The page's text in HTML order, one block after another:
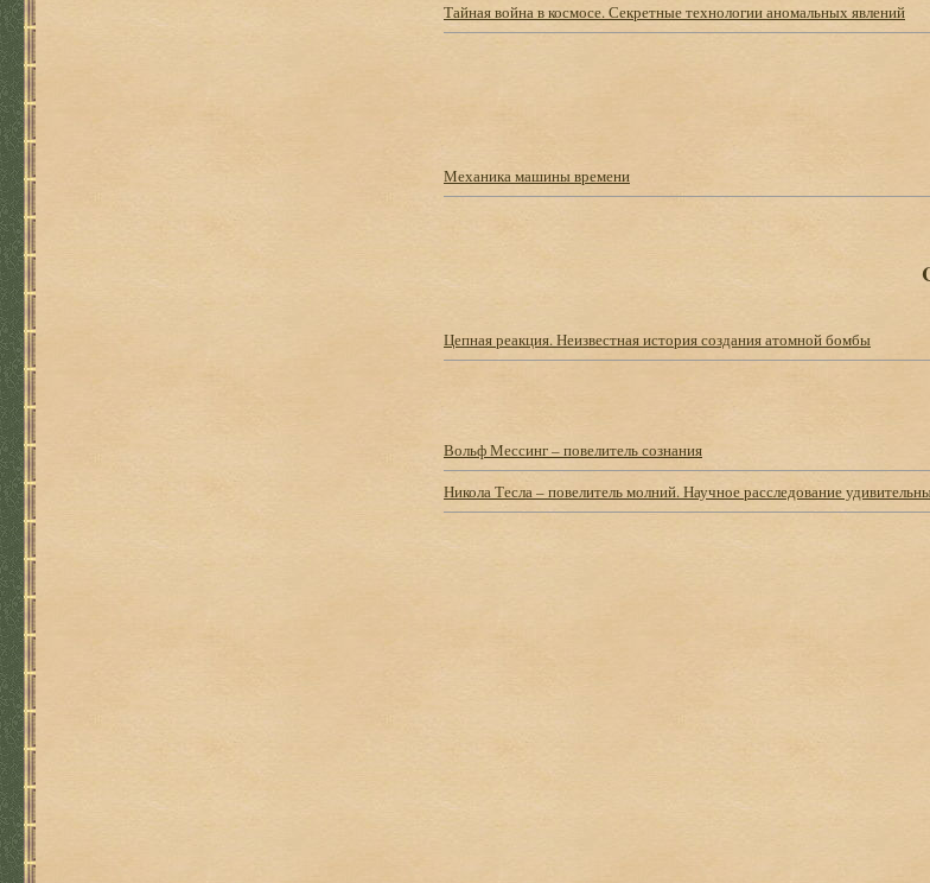
Тайная война в космосе. Секретные технологии аномальных явлений
Механика машины времени
Цепная реакция. Неизвестная история создания атомной бомбы
Вольф Мессинг – повелитель сознания
Никола Тесла – повелитель молний. Научное расследование